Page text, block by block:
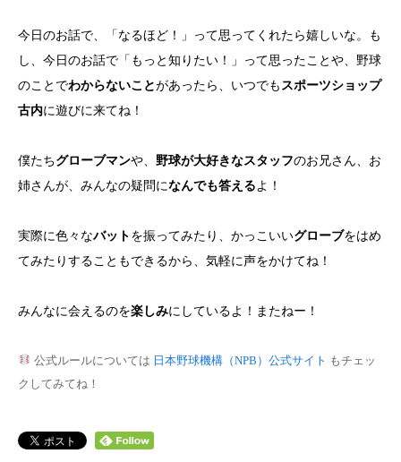
今日のお話で、「なるほど！」って思ってくれたら嬉しいな。も
し、今日のお話で「もっと知りたい！」って思ったことや、野球
のことでわからないことがあったら、いつでも スポーツショップ
古内に遊びに来てね！
僕たちグローブマンや、 野球が大好きなスタッフのお兄さん、お
姉さんが、みんなの疑問になんでも答えるよ！
実際に色々なバット を振ってみたり、かっこいいグローブをはめ
てみたりすることもできるから、気軽に声をかけてね！
みんなに会えるのを楽しみにしているよ！またねー！
公式ルールについては 日本野球機構（NPB）公式サイト もチェッ
クしてみてね！